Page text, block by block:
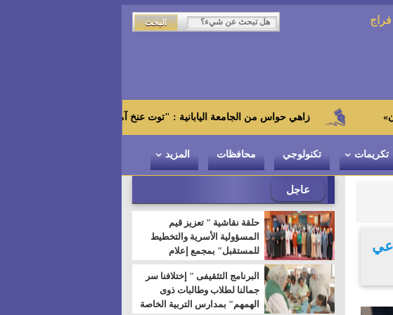
فراج
زاهي حواس من الجامعة اليابانية : "توت عنخ آمون" هو بطل المتحف الكبير
تكريمات تكنولوجي محافظات المزيد
عاجل
حلقة نقاشية " تعزيز قيم
المسؤولية الأسرية والتخطيط
للمستقبل" بمجمع إعلام
السويس
البرنامج التثقيفى " إختلافنا سر
جمالنا لطلاب وطالبات ذوى
الهمهم" بمدارس التربية الخاصة